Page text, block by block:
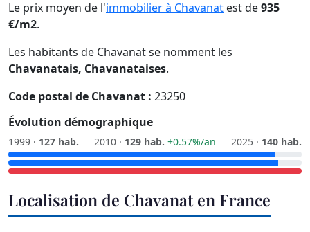
Le prix moyen de l'immobilier à Chavanat est de935
€/m2.
Les habitants de Chavanat se nomment les
Chavanatais, Chavanataises.
Code postal de Chavanat : 23250
Évolution démographique
1999 · 127 hab. 2010 · 129 hab. +0.57%/an 2025 · 140 hab.
Localisation de Chavanat en France